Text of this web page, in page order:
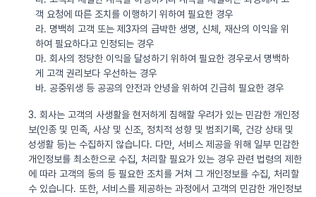
객 요청에 따른 조치를 이행하기 위하여 필요한 경우
라. 명백히 고객 또는 제3자의 급박한 생명, 신체, 재산의 이익을 위
하여 필요하다고 인정되는 경우
마. 회사의 정당한 이익을 달성하기 위하여 필요한 경우로서 명백하
게 고객 권리보다 우선하는 경우
바. 공중위생 등 공공의 안전과 안녕을 위하여 긴급히 필요한 경우
3. 회사는 고객의 사생활을 현저하게 침해할 우려가 있는 민감한 개인정
보(인종 및 민족, 사상 및 신조, 정치적 성향 및 범죄기록, 건강 상태 및
성생활 등)는 수집하지 않습니다. 다만, 서비스 제공을 위해 일부 민감한
개인정보를 최소한으로 수집, 처리할 필요가 있는 경우 관련 법령의 제한
에 따라 고객의 동의 등 필요한 조치를 거쳐 그 개인정보를 수집, 처리할
수 있습니다. 또한, 서비스를 제공하는 과정에서 고객의 민감한 개인정보